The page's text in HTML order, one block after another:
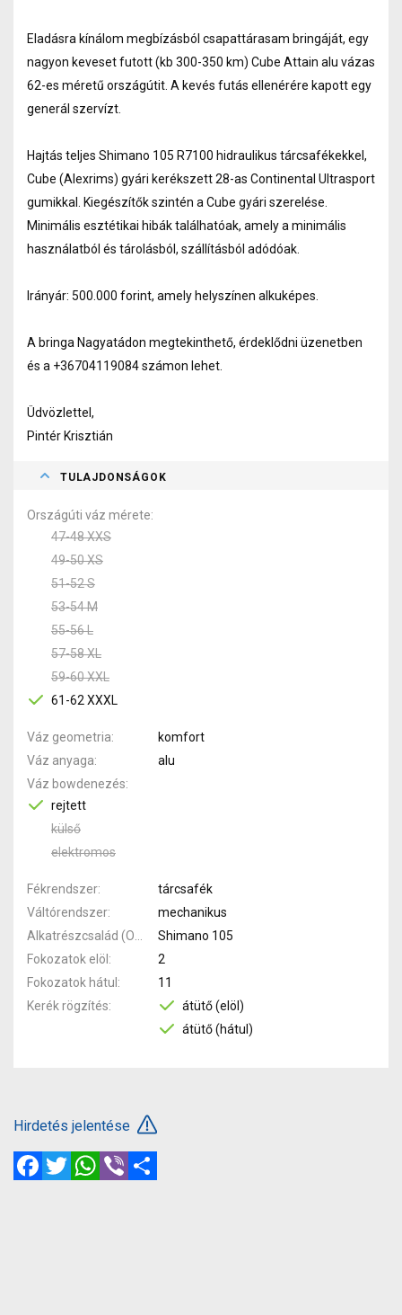
Eladásra kínálom megbízásból csapattárasam bringáját, egy
nagyon keveset futott (kb 300-350 km) Cube Attain alu vázas
62-es méretű országútit. A kevés futás ellenérére kapott egy
generál szervízt.
Hajtás teljes Shimano 105 R7100 hidraulikus tárcsafékekkel,
Cube (Alexrims) gyári kerékszett 28-as Continental Ultrasport
gumikkal. Kiegészítők szintén a Cube gyári szerelése.
Minimális esztétikai hibák találhatóak, amely a minimális
használatból és tárolásból, szállításból adódóak.
Irányár: 500.000 forint, amely helyszínen alkuképes.
A bringa Nagyatádon megtekinthető, érdeklődni üzenetben
és a +36704119084 számon lehet.
Üdvözlettel,
Pintér Krisztián
TULAJDONSÁGOK
Országúti váz mérete
47-48 XXS
49-50 XS
51-52 S
53-54 M
55-56 L
57-58 XL
59-60 XXL
61-62 XXXL
Váz geometria
komfort
Váz anyaga
alu
Váz bowdenezés
rejtett
külső
elektromos
Fékrendszer
tárcsafék
Váltórendszer
mechanikus
Shimano 105
Fokozatok elöl
2
Fokozatok hátul
11
Kerék rögzítés
átütő (elöl)
átütő (hátul)
Hirdetés jelentése
FacebookTwitterWhatsApp
Viber